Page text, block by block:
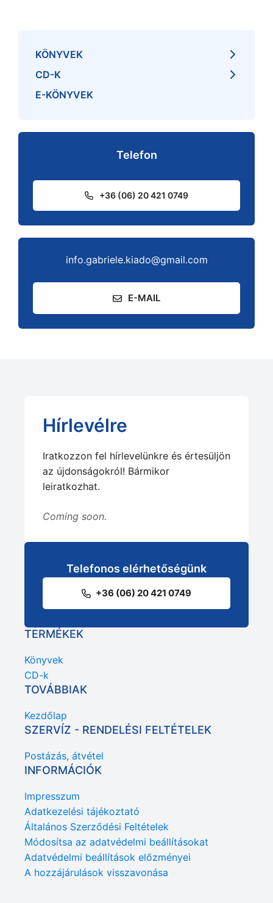
KÖNYVEK
CD-K
E-KÖNYVEK
Telefon
+36 (06) 20 421 0749
info.gabriele.kiado@gmail.com
E-MAIL
Hírlevélre
Iratkozzon fel hírlevelünkre és értesüljön
az újdonságokról! Bármikor
leiratkozhat.
Coming soon.
Telefonos elérhetőségünk
+36 (06) 20 421 0749
TERMÉKEK
Könyvek
CD-k
TOVÁBBIAK
Kezdőlap
SZERVÍZ - RENDELÉSI FELTÉTELEK
Postázás, átvétel
INFORMÁCIÓK
Impresszum
Adatkezelési tájékoztató
Általános Szerződési Feltételek
Módosítsa az adatvédelmi beállításokat
Adatvédelmi beállítások előzményei
A hozzájárulások visszavonása